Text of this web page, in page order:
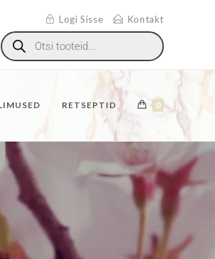
Logi Sisse Kontakt
RETSEPTID 0